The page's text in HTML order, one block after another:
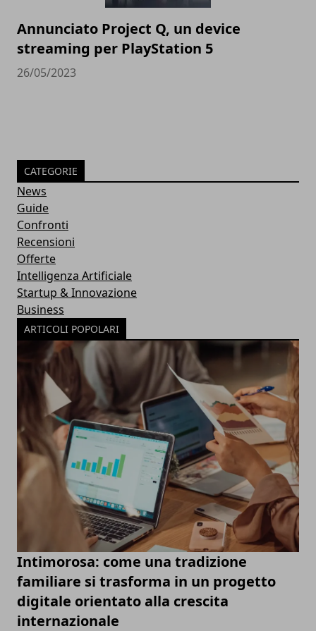
Annunciato Project Q, un device
streaming per PlayStation 5
26/05/2023
CATEGORIE
News
Guide
Confronti
Recensioni
Offerte
Intelligenza Artificiale
Startup & Innovazione
Business
ARTICOLI POPOLARI
Intimorosa: come una tradizione
familiare si trasforma in un progetto
digitale orientato alla crescita
internazionale